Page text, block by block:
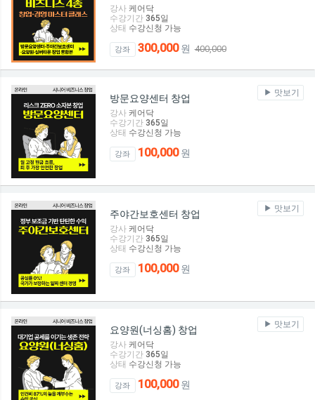
강사 케어닥
수강기간 365일
상태 수강신청 가능
강좌 300,000원400,000
맛보기
방문요양센터 창업
강사 케어닥
수강기간 365일
상태 수강신청 가능
강좌 100,000원
맛보기
주야간보호센터 창업
강사 케어닥
수강기간 365일
상태 수강신청 가능
강좌 100,000원
맛보기
요양원(너싱홈) 창업
강사 케어닥
수강기간 365일
상태 수강신청 가능
강좌 100,000원